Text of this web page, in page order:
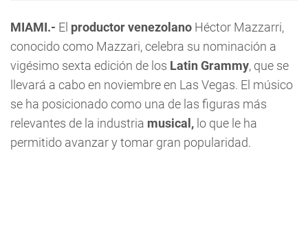
MIAMI.- El productor venezolano Héctor Mazzarri,
conocido como Mazzari, celebra su nominación a
vigésimo sexta edición de los Latin Grammy, que se
llevará a cabo en noviembre en Las Vegas. El músico
se ha posicionado como una de las figuras más
relevantes de la industria musical, lo que le ha
permitido avanzar y tomar gran popularidad.